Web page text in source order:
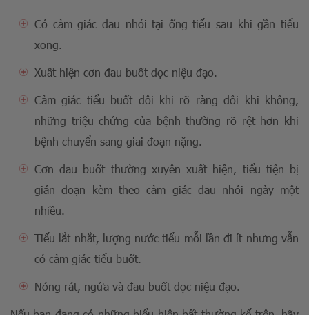
Có cảm giác đau nhói tại ống tiểu sau khi gần tiểu
xong.
Xuất hiện cơn đau buốt dọc niệu đạo.
Cảm giác tiểu buốt đôi khi rõ ràng đôi khi không,
những triệu chứng của bệnh thường rõ rệt hơn khi
bệnh chuyển sang giai đoạn nặng.
Cơn đau buốt thường xuyên xuất hiện, tiểu tiện bị
gián đoạn kèm theo cảm giác đau nhói ngày một
nhiều.
Tiểu lắt nhắt, lượng nước tiểu mỗi lần đi ít nhưng vẫn
có cảm giác tiểu buốt.
Nóng rát, ngứa và đau buốt dọc niệu đạo.